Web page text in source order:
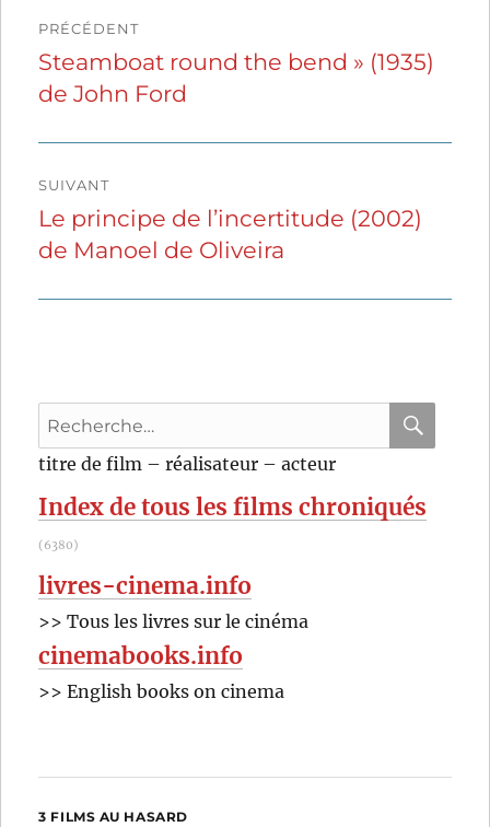
de
l’article
PRÉCÉDENT
Publication
précédente :
Steamboat round the bend » (1935)
de John Ford
SUIVANT
Publication
suivante :
Le principe de l’incertitude (2002)
de Manoel de Oliveira
Recherche
pour
:
titre de film – réalisateur – acteur
Index de tous les films chroniqués
(6380)
livres-cinema.info
>> Tous les livres sur le cinéma
cinemabooks.info
>> English books on cinema
3 FILMS AU HASARD